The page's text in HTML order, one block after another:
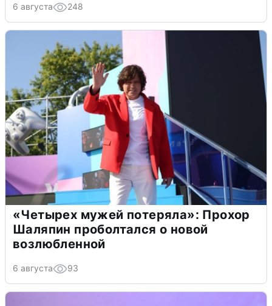
6 августа 248
«Четырех мужей потеряла»: Прохор
Шаляпин проболтался о новой
возлюбленной
6 августа 93